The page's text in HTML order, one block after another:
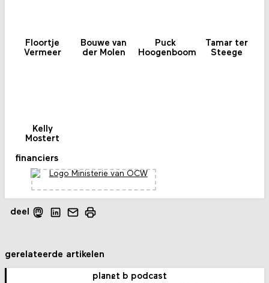
deel
Floortje
Vermeer
Bouwe van
der Molen
Puck
Hoogenboom
Tamar ter
Steege
Kelly
Mostert
financiers
gerelateerde artikelen
planet b podcast